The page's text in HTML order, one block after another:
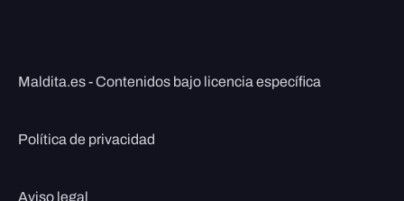
Maldita.es - Contenidos bajo licencia específica
Política de privacidad
Aviso legal